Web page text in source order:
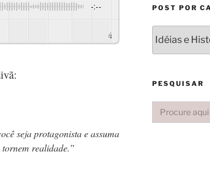
-:--
GSpeech
seja protagonista e assuma
tornem realidade.”
POST POR
PESQUISAR
Search
for: